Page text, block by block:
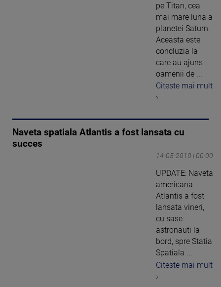
pe Titan, cea
mai mare luna a
planetei Saturn.
Aceasta este
concluzia la
care au ajuns
oamenii de ...
Citeste mai mult
›
Naveta spatiala Atlantis a fost lansata cu
succes
14-05-2010 | 00:00
UPDATE: Naveta
americana
Atlantis a fost
lansata vineri,
cu sase
astronauti la
bord, spre Statia
Spatiala ...
Citeste mai mult
›